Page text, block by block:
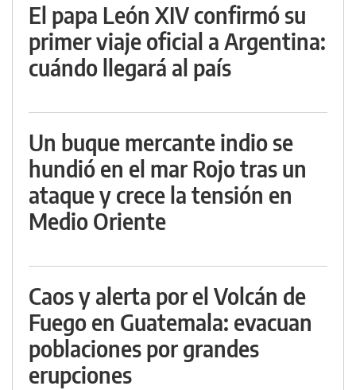
El papa León XIV confirmó su
primer viaje oficial a Argentina:
cuándo llegará al país
Un buque mercante indio se
hundió en el mar Rojo tras un
ataque y crece la tensión en
Medio Oriente
Caos y alerta por el Volcán de
Fuego en Guatemala: evacuan
poblaciones por grandes
erupciones